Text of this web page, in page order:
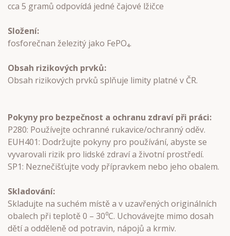
cca 5 gramů odpovídá jedné čajové lžičce
Složení:
fosforečnan železitý jako FePO₄.
Obsah rizikových prvků:
Obsah rizikových prvků splňuje limity platné v ČR.
Pokyny pro bezpečnost a ochranu zdraví při práci:
P280: Používejte ochranné rukavice/ochranný oděv.
EUH401: Dodržujte pokyny pro používání, abyste se
vyvarovali rizik pro lidské zdraví a životní prostředí.
SP1: Neznečišťujte vody přípravkem nebo jeho obalem.
Skladování:
Skladujte na suchém místě a v uzavřených originálních
obalech při teplotě 0 – 30⁰C. Uchovávejte mimo dosah
dětí a odděleně od potravin, nápojů a krmiv.